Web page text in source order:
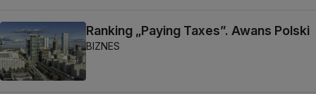
Ranking „Paying Taxes”. Awans Polski
BIZNES